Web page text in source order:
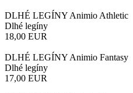
DLHÉ LEGÍNY Animio Athletic
Dlhé legíny
18,00 EUR
DLHÉ LEGÍNY Animio Fantasy
Dlhé legíny
17,00 EUR